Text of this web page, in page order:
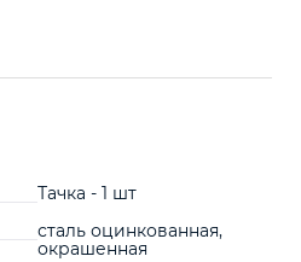
Тачка - 1 шт
сталь оцинкованная,
окрашенная